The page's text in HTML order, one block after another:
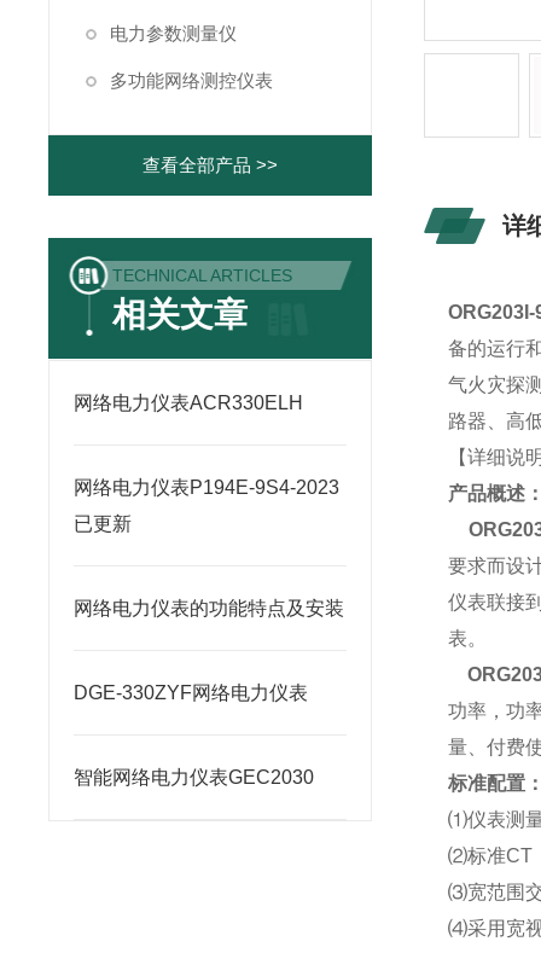
电力参数测量仪
多功能网络测控仪表
查看全部产品 >>
TECHNICAL ARTICLES
相关文章
网络电力仪表ACR330ELH
网络电力仪表P194E-9S4-2023
已更新
网络电力仪表的功能特点及安装
DGE-330ZYF网络电力仪表
智能网络电力仪表GEC2030
详
ORG203I-
备的运行
气火灾探
路器、高
【详细说
产品概述
要求而设
仪表联接
表。
功率，功
量、付费
标准配置
⑴仪表测
⑵标准CT
⑶宽范围
⑷采用宽